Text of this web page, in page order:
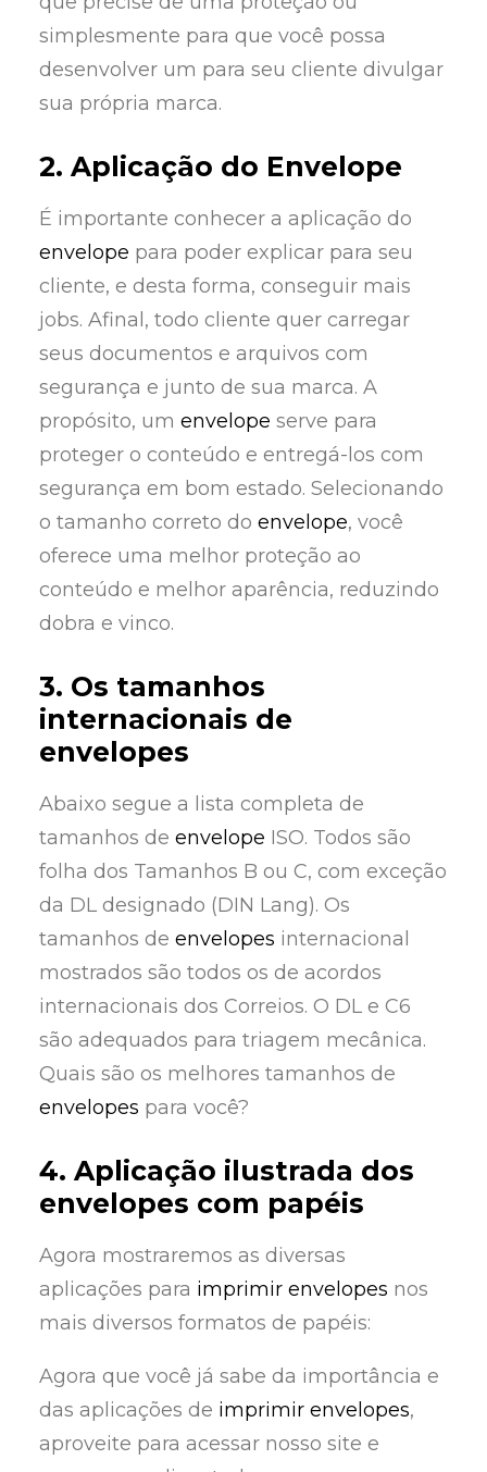
simplesmente para que você possa
desenvolver um para seu cliente divulgar
sua própria marca.
2. Aplicação do Envelope
É importante conhecer a aplicação do
envelope para poder explicar para seu
cliente, e desta forma, conseguir mais
jobs. Afinal, todo cliente quer carregar
seus documentos e arquivos com
segurança e junto de sua marca. A
propósito, um envelope serve para
proteger o conteúdo e entregá-los com
segurança em bom estado. Selecionando
o tamanho correto do envelope, você
oferece uma melhor proteção ao
conteúdo e melhor aparência, reduzindo
dobra e vinco.
3. Os tamanhos
internacionais de
envelopes
Abaixo segue a lista completa de
tamanhos de envelope ISO. Todos são
folha dos Tamanhos B ou C, com exceção
da DL designado (DIN Lang). Os
tamanhos de envelopes internacional
mostrados são todos os de acordos
internacionais dos Correios. O DL e C6
são adequados para triagem mecânica.
Quais são os melhores tamanhos de
envelopes para você?
4. Aplicação ilustrada dos
envelopes com papéis
Agora mostraremos as diversas
aplicações para imprimir envelopes nos
mais diversos formatos de papéis:
Agora que você já sabe da importância e
das aplicações de imprimir envelopes,
aproveite para acessar nosso site e